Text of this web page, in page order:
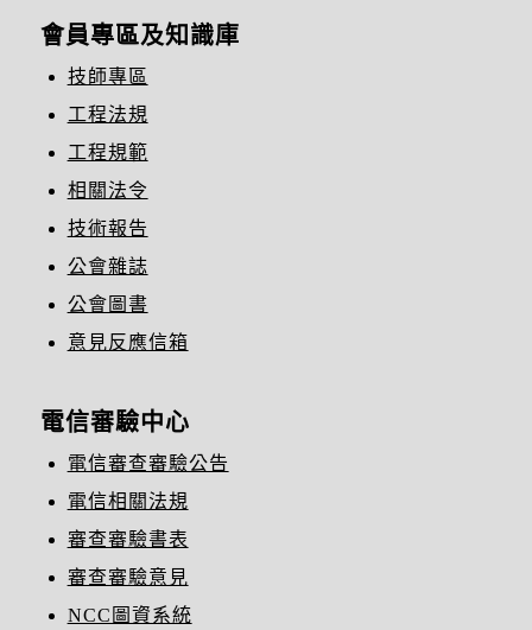
會員專區及知識庫
技師專區
工程法規
工程規範
相關法令
技術報告
公會雜誌
公會圖書
意見反應信箱
電信審驗中心
電信審查審驗公告
電信相關法規
審查審驗書表
審查審驗意見
NCC圖資系統